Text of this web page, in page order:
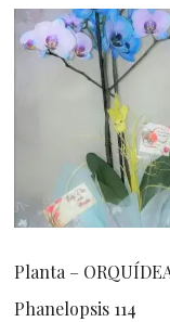
Planta –
Phanelopsis 114